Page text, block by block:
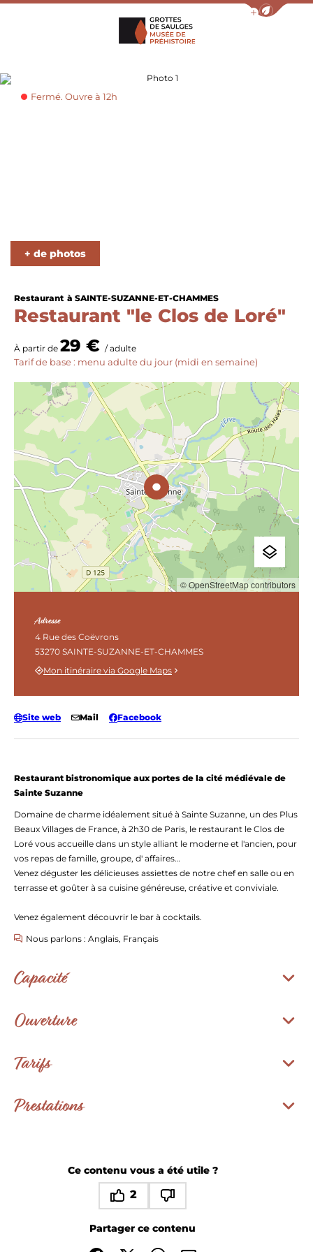
Afficher la
Restaurant à SAINTE-SUZANNE-ET-CHAMMES
Restaurant "le Clos de Loré"
Photo 1
+ de photos
Fermé. Ouvre à 12h
Restaurant bistronomique aux portes de la cité médiévale de
Sainte Suzanne
Domaine de charme idéalement situé à Sainte Suzanne, un des Plus
Beaux Villages de France, à 2h30 de Paris, le restaurant le Clos de
Loré vous accueille dans un style alliant le moderne et l'ancien, pour
vos repas de famille, groupe, d' affaires…
Venez déguster les délicieuses assiettes de notre chef en salle ou en
terrasse et goûter à sa cuisine généreuse, créative et conviviale.
Venez également découvrir le bar à cocktails.
Nous parlons : Anglais, Français
Capacité
Ouverture
Tarifs
Prestations
À partir de 29 € / adulte
Tarif de base : menu adulte du jour (midi en semaine)
© OpenStreetMap contributors
Adresse
4 Rue des Coëvrons
53270 SAINTE-SUZANNE-ET-CHAMMES
Mon itinéraire via Google Maps
Site web Mail Facebook
Ce contenu vous a été utile ?
2
Partager ce contenu